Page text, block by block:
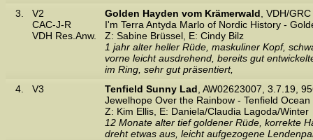
3.
V2
CAC-J-R
VDH Res.Anw.
Golden Hayden vom Krämerwald , VDH/
I'm Terra Antyda Marlo of Nordic History -
Z: Sabine Brüssel, E: Cindy Bilz
1 jahr alter heller Rüde, maskuliner Kopf,
vorne leicht ausdrehend, bereits gut
im Ring, sehr gut präsentiert,
4.
V3 Tenfield Sunny Lad , AW02623007, 3.7.19,
Jewelhope Over the Rainbow - Tenfield Ocean
Z: Kim Ellis, E: Daniela/Claudia Lagoda/Winter
12 Monate alter tief goldener Rüde, korrekte
dreht etwas aus, leicht aufgezogene